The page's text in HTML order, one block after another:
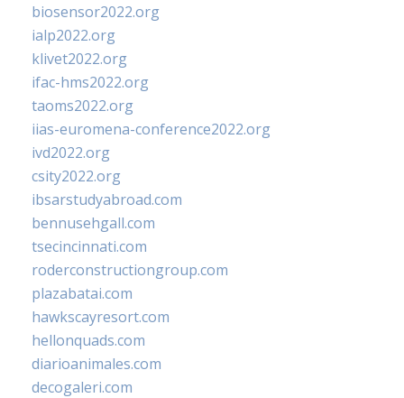
biosensor2022.org
ialp2022.org
klivet2022.org
ifac-hms2022.org
taoms2022.org
iias-euromena-conference2022.org
ivd2022.org
csity2022.org
ibsarstudyabroad.com
bennusehgall.com
tsecincinnati.com
roderconstructiongroup.com
plazabatai.com
hawkscayresort.com
hellonquads.com
diarioanimales.com
decogaleri.com